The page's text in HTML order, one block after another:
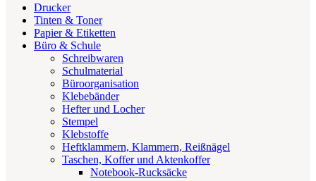
Drucker
Tinten & Toner
Papier & Etiketten
Büro & Schule
Schreibwaren
Schulmaterial
Büroorganisation
Klebebänder
Hefter und Locher
Stempel
Klebstoffe
Heftklammern, Klammern, Reißnägel
Taschen, Koffer und Aktenkoffer
Notebook-Rucksäcke